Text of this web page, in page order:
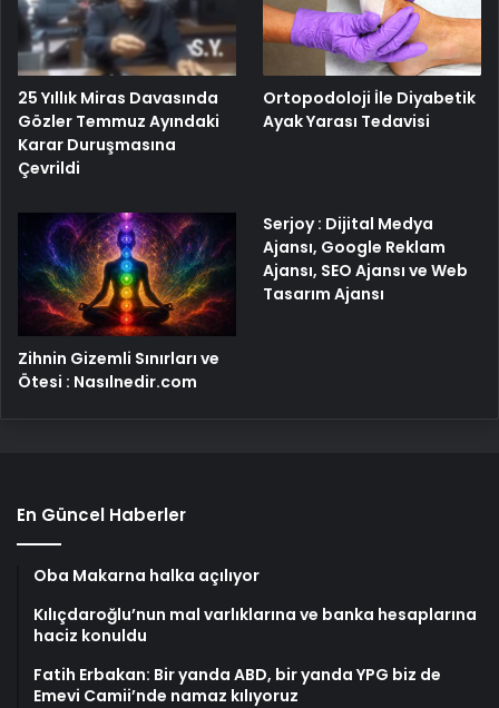
25 Yıllık Miras Davasında
Gözler Temmuz Ayındaki
Karar Duruşmasına
Çevrildi
Ortopodoloji İle Diyabetik
Ayak Yarası Tedavisi
Zihnin Gizemli Sınırları ve
Ötesi : Nasılnedir.com
Serjoy : Dijital Medya
Ajansı, Google Reklam
Ajansı, SEO Ajansı ve Web
Tasarım Ajansı
En Güncel Haberler
Oba Makarna halka açılıyor
Kılıçdaroğlu’nun mal varlıklarına ve banka hesaplarına
haciz konuldu
Fatih Erbakan: Bir yanda ABD, bir yanda YPG biz de
Emevi Camii’nde namaz kılıyoruz